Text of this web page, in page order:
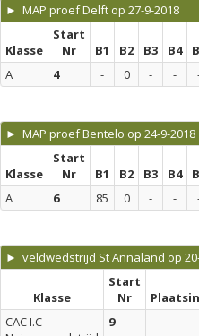
► MAP proef Delft op 27-9-2018
Klasse
Start
Nr
B1 B2 B3 B4
A
4 - 0 - -
► MAP proef Bentelo op 24-9-2018
Klasse
Start
Nr
B1 B2 B3 B4
A
6 85 0 - -
► veldwedstrijd St Annaland op
Klasse
Start
Nr
CAC I.C
9